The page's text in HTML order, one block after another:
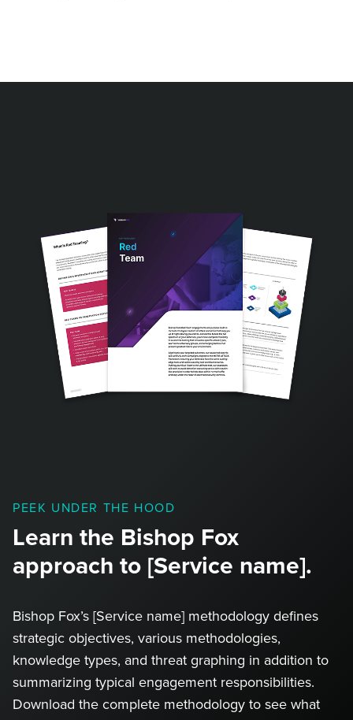
PEEK UNDER THE HOOD
Learn the Bishop Fox
approach to [Service name].
Bishop Fox’s [Service name] methodology defines
strategic objectives, various methodologies,
knowledge types, and threat graphing in addition to
summarizing typical engagement responsibilities.
Download the complete methodology to see what